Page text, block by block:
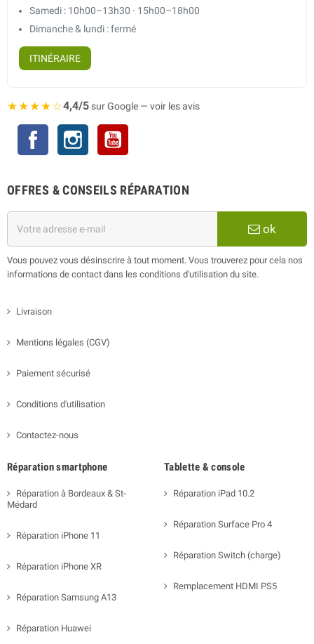
Samedi : 10h00–13h30 · 15h00–18h00
Dimanche & lundi : fermé
ITINÉRAIRE
★★★★☆4,4/5sur Google — voir les avis
Facebook Instagram
OFFRES & CONSEILS RÉPARATION
ok
Vous pouvez vous désinscrire à tout moment. Vous trouverez pour cela nos
informations de contact dans les conditions d'utilisation du site.
Livraison
Mentions légales (CGV)
Paiement sécurisé
Conditions d'utilisation
Contactez-nous
Réparation smartphone
Réparation à Bordeaux & St-
Médard
Réparation iPhone 11
Réparation iPhone XR
Réparation Samsung A13
Réparation Huawei
Tablette & console
Réparation iPad 10.2
Réparation Surface Pro 4
Réparation Switch (charge)
Remplacement HDMI PS5